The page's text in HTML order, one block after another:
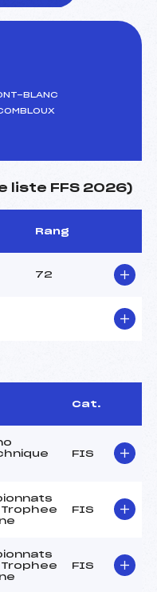
BLANC
liste FFS 2026)
Rang
72
Cat.
FIS
Trophee
FIS
Trophee
FIS